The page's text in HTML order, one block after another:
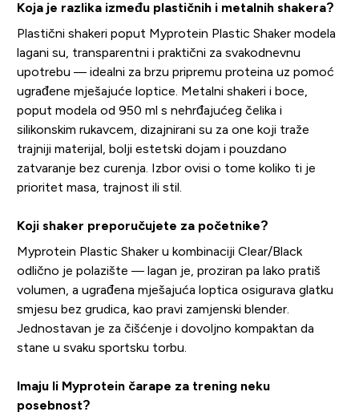
Koja je razlika između plastičnih i metalnih shakera?
Plastični shakeri poput Myprotein Plastic Shaker modela
lagani su, transparentni i praktični za svakodnevnu
upotrebu — idealni za brzu pripremu proteina uz pomoć
ugrađene mješajuće loptice. Metalni shakeri i boce,
poput modela od 950 ml s nehrđajućeg čelika i
silikonskim rukavcem, dizajnirani su za one koji traže
trajniji materijal, bolji estetski dojam i pouzdano
zatvaranje bez curenja. Izbor ovisi o tome koliko ti je
prioritet masa, trajnost ili stil.
Koji shaker preporučujete za početnike?
Myprotein Plastic Shaker u kombinaciji Clear/Black
odlično je polazište — lagan je, proziran pa lako pratiš
volumen, a ugrađena mješajuća loptica osigurava glatku
smjesu bez grudica, kao pravi zamjenski blender.
Jednostavan je za čišćenje i dovoljno kompaktan da
stane u svaku sportsku torbu.
Imaju li Myprotein čarape za trening neku
posebnost?